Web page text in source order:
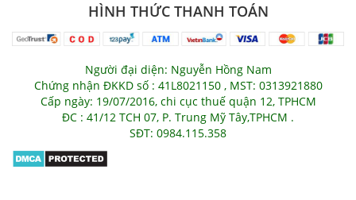
HÌNH THỨC THANH TOÁN
Người đại diện: Nguyễn Hồng Nam
Chứng nhận ĐKKD số : 41L8021150 , MST: 0313921880
Cấp ngày: 19/07/2016, chi cục thuế quận 12, TPHCM
ĐC : 41/12 TCH 07, P. Trung Mỹ Tây,TPHCM .
SĐT: 0984.115.358